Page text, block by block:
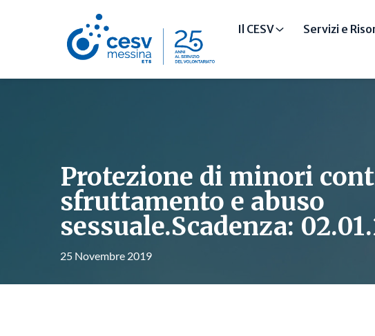
Il CESV Servizi e
Protezione di minori
sfruttamento e abuso
sessuale.Scadenza:
25 Novembre 2019